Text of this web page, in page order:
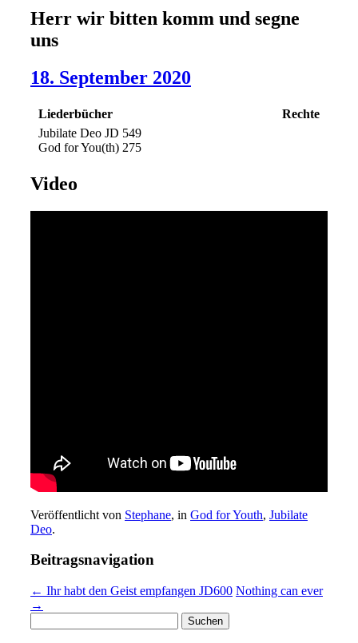
Herr wir bitten komm und segne
uns
18. September 2020
Liederbücher
Rechte
Jubilate Deo JD 549
God for You(th) 275
Video
Veröffentlicht von Stephane, in God for Youth, Jubilate
Deo.
Beitragsnavigation
← Ihr habt den Geist empfangen JD600 Nothing can ever
→
nach: